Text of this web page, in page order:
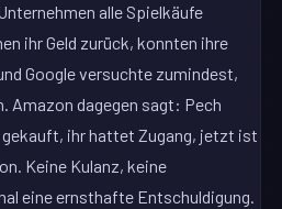
alle Spielkäufe
ihr Geld zurück, konnten ihre
Google versuchte zumindest,
Amazon dagegen sagt: Pech
gekauft, ihr hattet Zugang, jetzt ist
Keine Kulanz, keine
eine ernsthafte Entschuldigung.